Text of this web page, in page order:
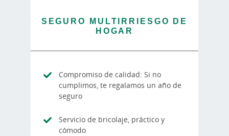
SEGURO MULTIRRIESGO DE
HOGAR
Compromiso de calidad: Si no
cumplimos, te regalamos un año de
seguro
Servicio de bricolaje, práctico y
cómodo